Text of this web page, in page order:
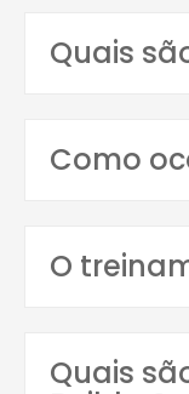
Quais
Como
O
Quais